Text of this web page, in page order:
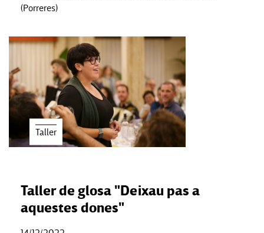
(Porreres)
Taller
Taller de glosa "Deixau pas a
aquestes dones"